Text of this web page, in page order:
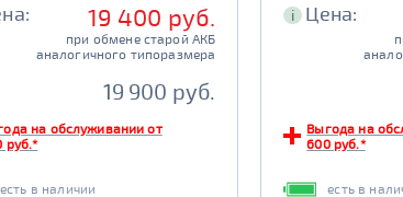
19 400 руб.
при обмене старой АКБ
аналогичного типоразмера
19 900 руб.
на обслуживании от
руб.*
есть в наличии
i Цена:
Выгода на
600 руб.*
есть в